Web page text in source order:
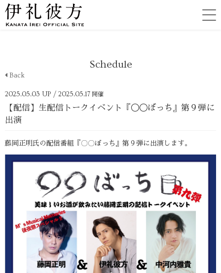
Schedule
Back
2025.05.03 UP / 2025.05.17 開催
【配信】生配信トークイベント『◯◯ぼっち』第９弾に
出演
藤岡正明氏の配信番組『〇〇ぼっち』第９弾に出演します。